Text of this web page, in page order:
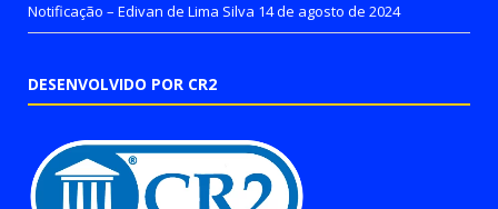
Notificação – Edivan de Lima Silva 14 de agosto de 2024
DESENVOLVIDO POR CR2